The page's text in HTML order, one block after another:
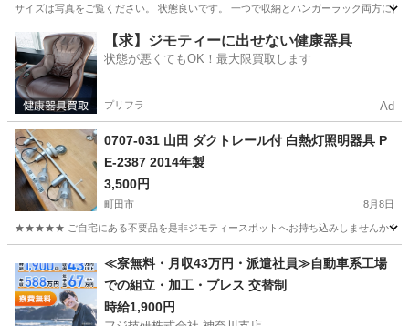
サイズは写真をご覧ください。 状態良いです。 一つで収納とハンガーラック両方に
東京 港区 収納家具 押入れ
【求】ジモティーに出せない健康器具
状態が悪くてもOK！最大限買取します
プリフラ Ad
0707-031 山田 ダクトレール付 白熱灯照明器具 P
E-2387 2014年製
3,500円
町田市 8月8日
★★★★★ ご自宅にある不要品を是非ジモティースポットへお持ち込みしませんか？
照明器具 現地
≪寮無料・月収43万円・派遣社員≫自動車系工場
での組立・加工・プレス 交替制
時給1,900円